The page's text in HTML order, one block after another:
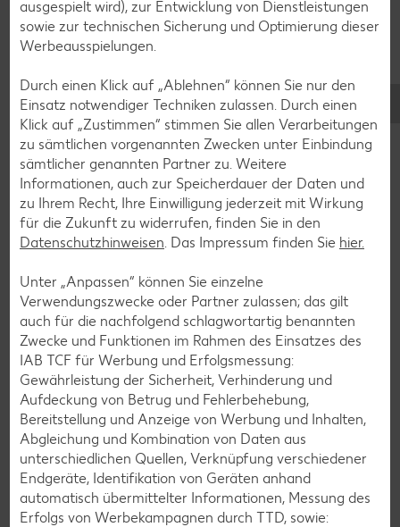
Bowle-Rezepte
Cocktail-Rezepte
Erdbeer-Rezepte
Blaubeer-Rezepte
Bananen-Rezepte
Zurück zu allen Rezepten
ausgespielt wird), zur Entwicklung von Dienstleistungen
sowie zur technischen Sicherung und Optimierung dieser
Werbeausspielungen.
Durch einen Klick auf „Ablehnen“ können Sie nur den
Einsatz notwendiger Techniken zulassen. Durch einen
Klick auf „Zustimmen“ stimmen Sie allen Verarbeitungen
zu sämtlichen vorgenannten Zwecken unter Einbindung
sämtlicher genannten Partner zu. Weitere
Informationen, auch zur Speicherdauer der Daten und
zu Ihrem Recht, Ihre Einwilligung jederzeit mit Wirkung
für die Zukunft zu widerrufen, finden Sie in den
Datenschutzhinweisen. Das Impressum finden Sie hier.
Unter „Anpassen“ können Sie einzelne
Verwendungszwecke oder Partner zulassen; das gilt
auch für die nachfolgend schlagwortartig benannten
Zwecke und Funktionen im Rahmen des Einsatzes des
IAB TCF für Werbung und Erfolgsmessung:
Gewährleistung der Sicherheit, Verhinderung und
Aufdeckung von Betrug und Fehlerbehebung,
Bereitstellung und Anzeige von Werbung und Inhalten,
Abgleichung und Kombination von Daten aus
unterschiedlichen Quellen, Verknüpfung verschiedener
Endgeräte, Identifikation von Geräten anhand
automatisch übermittelter Informationen, Messung des
Erfolgs von Werbekampagnen durch TTD, sowie: